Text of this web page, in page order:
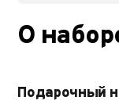
О
Подарочный